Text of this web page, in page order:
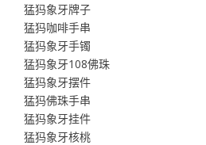
猛犸象牙牌子
猛犸咖啡手串
猛犸象牙手镯
猛犸象牙108佛珠
猛犸象牙摆件
猛犸佛珠手串
猛犸象牙挂件
猛犸象牙核桃